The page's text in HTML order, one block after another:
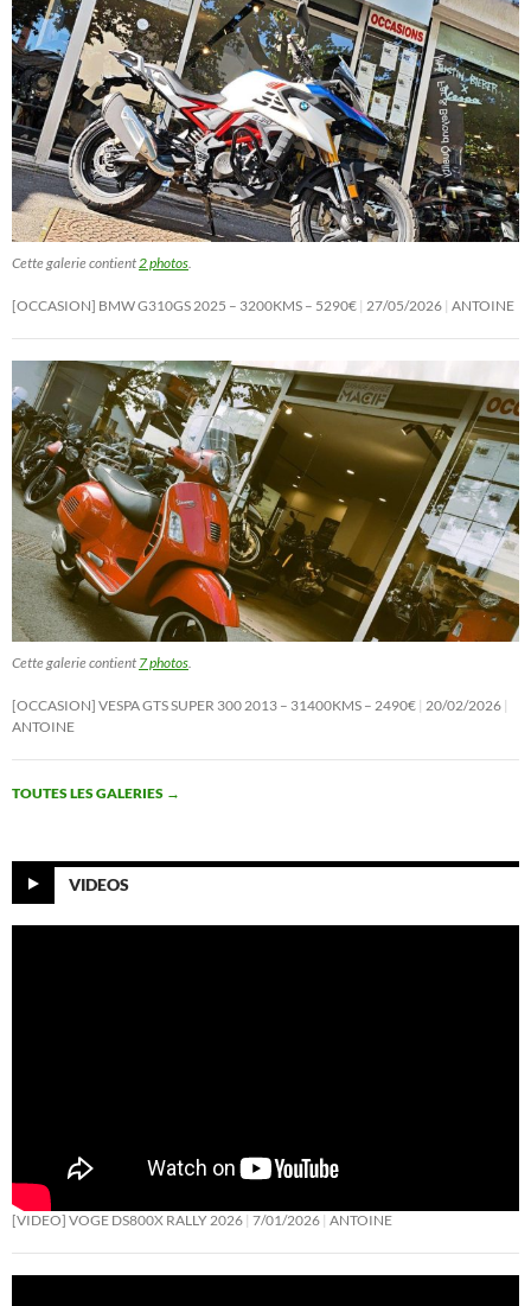
Cette galerie contient 2 photos
[OCCASION] BMW G310GS 2025 – 3200KMS – 5290€ 27/05/2026 ANTOINE
Cette galerie contient 7 photos
[OCCASION] VESPA GTS SUPER 300 2013 – 31400KMS – 2490€ 20/02/2026
ANTOINE
TOUTES LES GALERIES →
VIDEOS
[VIDEO] VOGE DS800X RALLY 2026 7/01/2026 ANTOINE